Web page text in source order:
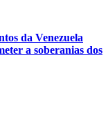
da Venezuela
a soberanias dos